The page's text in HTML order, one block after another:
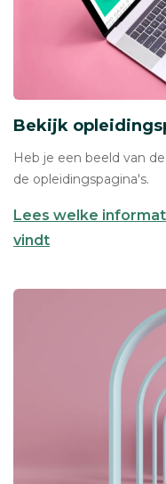
Bekijk
Heb je een beeld van
de opleidingspagina's.
Lees welke
vindt